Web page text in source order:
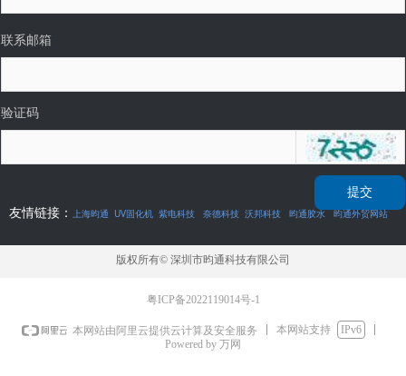
联系邮箱
验证码
提交
友情链接： 上海昀通 UV固化机 紫电科技 奈德科技 沃邦科技 昀通胶水 昀通外贸网站
版权所有© 深圳市昀通科技有限公司
粤ICP备2022119014号-1
本网站由阿里云提供云计算及安全服务 本网站支持
IPv6
Powered by 万网